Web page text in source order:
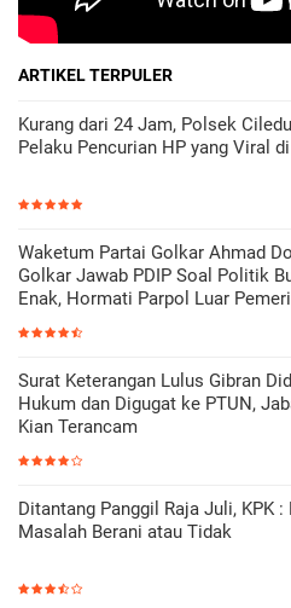
ARTIKEL TERPULER
Kurang dari 24 Jam, Polsek
Pelaku Pencurian HP yang Viral
Waketum Partai Golkar Ahmad
Golkar Jawab PDIP Soal Politik
Enak, Hormati Parpol Luar
Surat Keterangan Lulus Gibran
Hukum dan Digugat ke PTUN,
Kian Terancam
Ditantang Panggil Raja Juli, KPK :
Masalah Berani atau Tidak